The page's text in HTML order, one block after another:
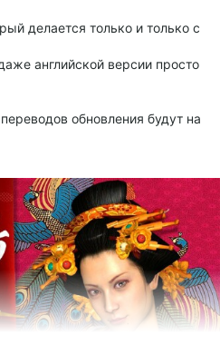
делается только и только с
английской версии просто
обновления будут на